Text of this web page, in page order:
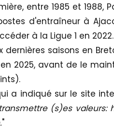
entre 1985 et
d'entraîneur à
à la Ligue 1 en
dernières saisons en
2025, avant de le
a indiqué sur le site
(s)es valeurs:
"